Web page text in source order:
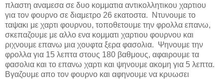
πλαστη αναμεσα σε δυο κομματια αντικολλητικου χαρτιου
για τον φουρνο σε διαμετρο 26 εκατοστα. Ντυνουμε το
ταψακι με χαρτι φουρνου, τοποθετουμε την φρολλα επανω,
σκεπαζουμε με αλλο ενα κομματι χαρτιου φουρνου και
ριχνουμε επανω μια χουφτα ξερα φασολια. Ψηνουμε την
φρολλα για 15 λεπτα στους 180 βαθμους, αφαιρουμε τα
φασολια και το επανω χαρτι και ψηνουμε ακομη για 5 λεπτα.
Βγαζουμε απο τον φουρνο και αφηνουμε να κρυωσει